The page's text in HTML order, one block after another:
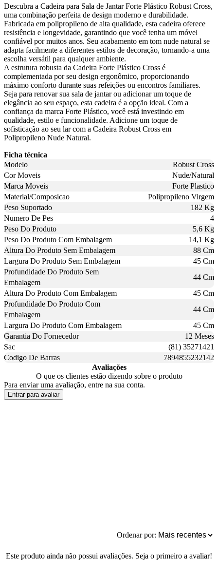
Descubra a Cadeira para Sala de Jantar Forte Plástico Robust Cross,
uma combinação perfeita de design moderno e durabilidade.
Fabricada em polipropileno de alta qualidade, esta cadeira oferece
resistência e longevidade, garantindo que você tenha um móvel
confiável por muitos anos. Seu acabamento em tom nude natural se
adapta facilmente a diferentes estilos de decoração, tornando-a uma
escolha versátil para qualquer ambiente.
A estrutura robusta da Cadeira Forte Plástico Cross é
complementada por seu design ergonômico, proporcionando
máximo conforto durante suas refeições ou encontros familiares.
Seja para renovar sua sala de jantar ou adicionar um toque de
elegância ao seu espaço, esta cadeira é a opção ideal. Com a
confiança da marca Forte Plástico, você está investindo em
qualidade, estilo e funcionalidade. Adicione um toque de
sofisticação ao seu lar com a Cadeira Robust Cross em
Polipropileno Nude Natural.
Ficha técnica
Modelo
Robust Cross
Cor Moveis
Nude/Natural
Marca Moveis
Forte Plastico
Material/Composicao
Polipropileno Virgem
Peso Suportado
182 Kg
Numero De Pes
4
Peso Do Produto
5,6 Kg
Peso Do Produto Com Embalagem
14,1 Kg
Altura Do Produto Sem Embalagem
88 Cm
Largura Do Produto Sem Embalagem
45 Cm
Profundidade Do Produto Sem
Embalagem
44 Cm
Altura Do Produto Com Embalagem
45 Cm
Profundidade Do Produto Com
Embalagem
44 Cm
Largura Do Produto Com Embalagem
45 Cm
Garantia Do Fornecedor
12 Meses
Sac
(81) 35271421
Codigo De Barras
7894855232142
Avaliações
O que os clientes estão dizendo sobre o produto
Para enviar uma avaliação, entre na sua conta.
Entrar para avaliar
Ordenar por:
Este produto ainda não possui avaliações. Seja o primeiro a avaliar!